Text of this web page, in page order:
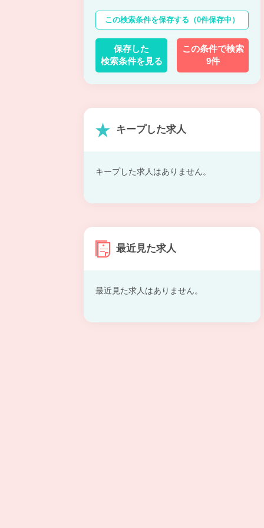
この検索条件を保存する （0件保存中）
保存した
検索条件を見る
この条件で検索
9件
キープした求人
キープした求人はありません。
最近見た求人
最近見た求人はありません。